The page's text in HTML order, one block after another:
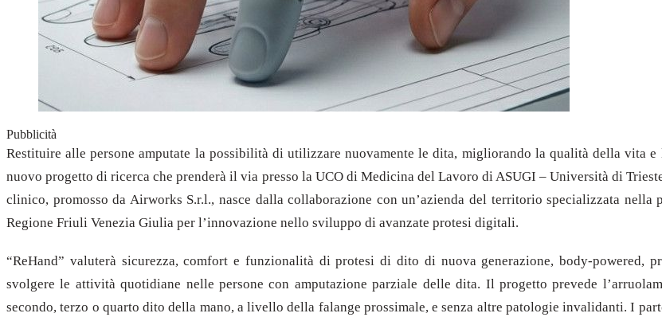
Pubblicità
Restituire alle persone amputate la possibilità di utilizzare nuovamente le dita, migliorando la qualità della vita
nuovo progetto di ricerca che prenderà il via presso la UCO di Medicina del Lavoro di ASUGI – Università di
clinico, promosso da Airworks S.r.l., nasce dalla collaborazione con un’azienda del territorio specializzata
Regione Friuli Venezia Giulia per l’innovazione nello sviluppo di avanzate protesi digitali.
“ReHand” valuterà sicurezza, comfort e funzionalità di protesi di dito di nuova generazione, body-powered,
svolgere le attività quotidiane nelle persone con amputazione parziale delle dita. Il progetto prevede
secondo, terzo o quarto dito della mano, a livello della falange prossimale, e senza altre patologie invalidanti. I